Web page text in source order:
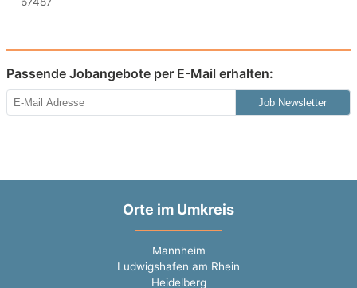
Passende Jobangebote per E-Mail erhalten:
Job Newsletter
Orte im Umkreis
Mannheim
Ludwigshafen am Rhein
Heidelberg